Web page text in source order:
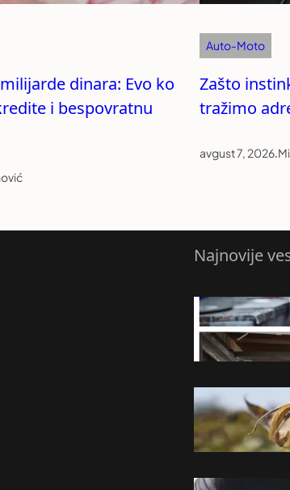
dinara: Evo ko
i bespovratnu
Auto-Moto
Zašto
tražimo
avgust 7, 2026.
Najnovije